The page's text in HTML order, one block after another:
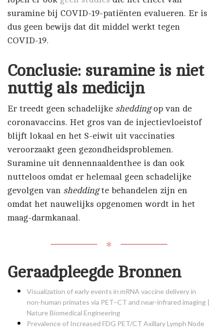
suramine bij COVID-19-patiënten evalueren. Er is
dus geen bewijs dat dit middel werkt tegen
COVID-19.
Conclusie: suramine is niet
nuttig als medicijn
Er treedt geen schadelijke sheddingop van de
coronavaccins. Het gros van de injectievloeistof
blijft lokaal en het S-eiwit uit vaccinaties
veroorzaakt geen gezondheidsproblemen.
Suramine uit dennennaaldenthee is dan ook
nutteloos omdat er helemaal geen schadelijke
gevolgen van sheddingte behandelen zijn en
omdat het nauwelijks opgenomen wordt in het
maag-darmkanaal.
✻
Geraadpleegde Bronnen
Visualization of early events in mRNA vaccine delivery in
non-human primates via PET–CT and near-infrared imaging |
Nature Biomedical Engineering
Prevalence of Increased FDG PET/CT Axillary Lymph Node